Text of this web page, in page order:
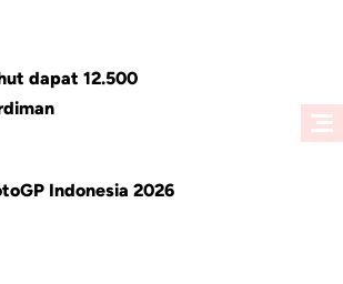
dapat 12.500
Indonesia 2026